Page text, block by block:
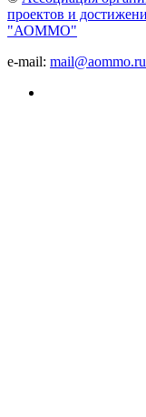
проектов и
"АОММО"
e-mail: mail@aommo.ru